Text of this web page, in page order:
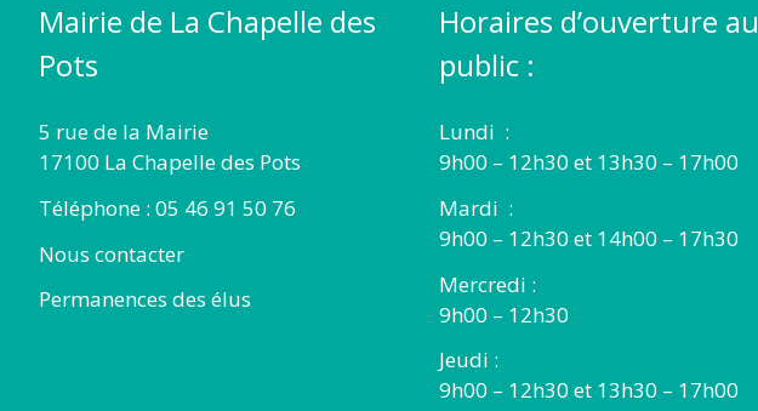
Mairie de La Chapelle des
Pots
5 rue de la Mairie
17100 La Chapelle des Pots
Téléphone : 05 46 91 50 76
Nous contacter
Permanences des élus
Horaires d’ouverture au
public :
Lundi :
9h00 – 12h30 et 13h30 – 17h00
Mardi :
9h00 – 12h30 et 14h00 – 17h30
Mercredi :
9h00 – 12h30
Jeudi :
9h00 – 12h30 et 13h30 – 17h00